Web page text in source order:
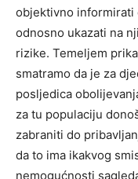
objektivno informirati
odnosno ukazati na
rizike. Temeljem
smatramo da je za
posljedica
za tu populaciju
zabraniti do
da to ima ikakvog
nemogućnosti